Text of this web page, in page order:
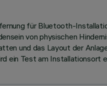
für Bluetooth-
von physischen
und das Layout der
ein Test am Installationsort